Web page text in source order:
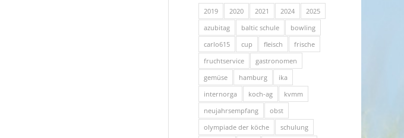
2019 2020 2021 2024
2025
azubitag
baltic schule
bowling
carlo615
cup fleisch
frische
fruchtservice
gastronomen
gemüse
hamburg
ika
internorga
koch-ag
kvmm
neujahrsempfang
obst
olympiade der köche
schulung